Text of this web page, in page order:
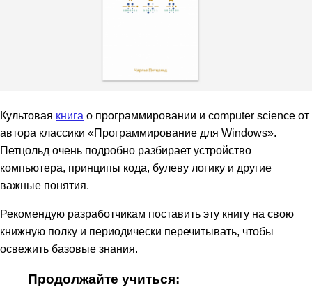
Культовая книга о программировании и computer science от
автора классики «Программирование для Windows».
Петцольд очень подробно разбирает устройство
компьютера, принципы кода, булеву логику и другие
важные понятия.
Рекомендую разработчикам поставить эту книгу на свою
книжную полку и периодически перечитывать, чтобы
освежить базовые знания.
Продолжайте учиться: